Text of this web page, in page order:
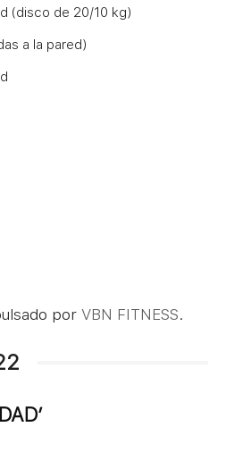
(disco de 20/10 kg)
a la pared)
porVBN FITNESS.